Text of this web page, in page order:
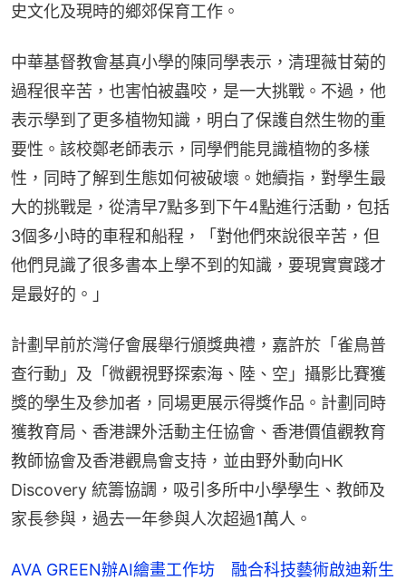
史文化及現時的鄉郊保育工作。
中華基督教會基真小學的陳同學表示，清理薇甘菊的
過程很辛苦，也害怕被蟲咬，是一大挑戰。不過，他
表示學到了更多植物知識，明白了保護自然生物的重
要性。該校鄭老師表示，同學們能見識植物的多樣
性，同時了解到生態如何被破壞。她續指，對學生最
大的挑戰是，從清早7點多到下午4點進行活動，包括
3個多小時的車程和船程，「對他們來說很辛苦，但
他們見識了很多書本上學不到的知識，要現實實踐才
是最好的。」
計劃早前於灣仔會展舉行頒獎典禮，嘉許於「雀鳥普
查行動」及「微觀視野探索海、陸、空」攝影比賽獲
獎的學生及參加者，同場更展示得獎作品。計劃同時
獲教育局、香港課外活動主任協會、香港價值觀教育
教師協會及香港觀鳥會支持，並由野外動向HK
Discovery 統籌協調，吸引多所中小學學生、教師及
家長參與，過去一年參與人次超過1萬人。
AVA GREEN辦AI繪畫工作坊 融合科技藝術啟迪新生